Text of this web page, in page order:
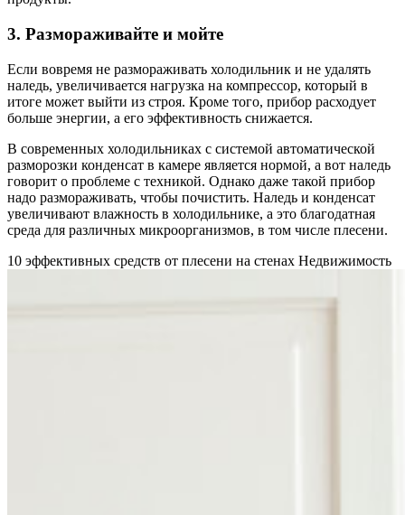
3. Размораживайте и мойте
Если вовремя не размораживать холодильник и не удалять
наледь, увеличивается нагрузка на компрессор, который в
итоге может выйти из строя. Кроме того, прибор расходует
больше энергии, а его эффективность снижается.
В современных холодильниках с системой автоматической
разморозки конденсат в камере является нормой, а вот наледь
говорит о проблеме с техникой. Однако даже такой прибор
надо размораживать, чтобы почистить. Наледь и конденсат
увеличивают влажность в холодильнике, а это благодатная
среда для различных микроорганизмов, в том числе плесени.
10 эффективных средств от плесени на стенах Недвижимость